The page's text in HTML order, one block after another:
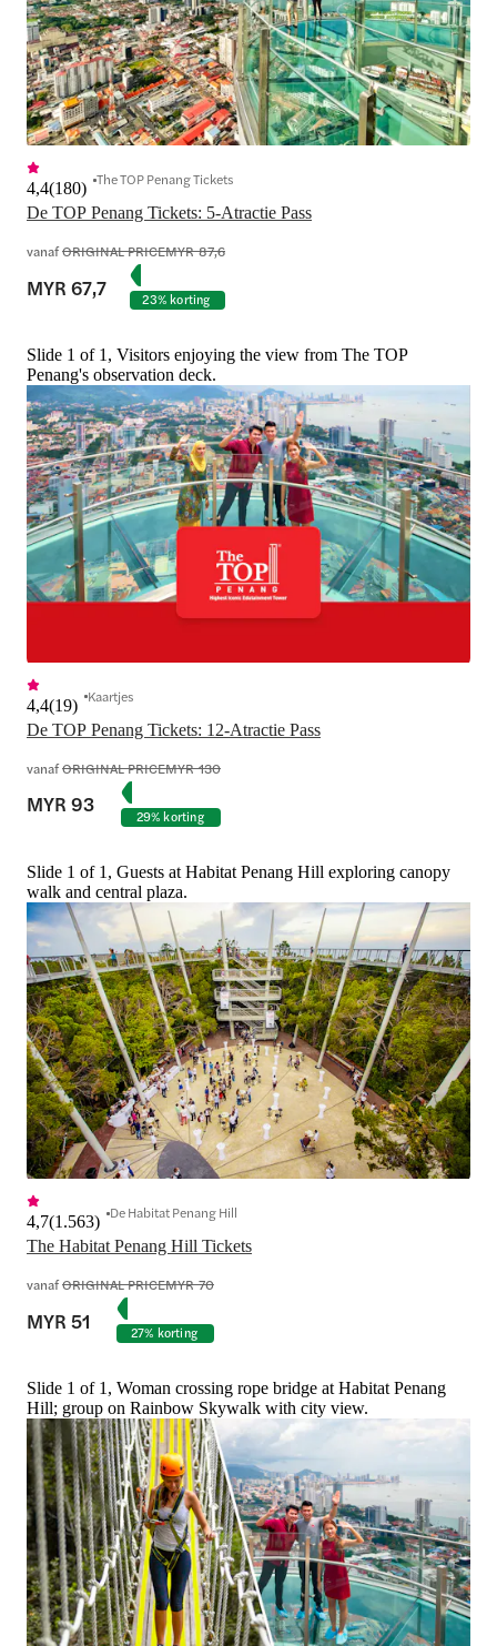
De TOP Penang Tickets: 5-Atractie Pass
4,4(180) The TOP Penang Tickets
vanafORIGINAL PRICEMYR 87,6
MYR 67,7 23% korting
Slide 1 of 1, Visitors enjoying the view from The TOP
Penang's observation deck.
De TOP Penang Tickets: 12-Atractie Pass
4,4(19) Kaartjes
vanafORIGINAL PRICEMYR 130
MYR 93 29% korting
Slide 1 of 1, Guests at Habitat Penang Hill exploring canopy
walk and central plaza.
The Habitat Penang Hill Tickets
4,7(1.563) De Habitat Penang Hill
vanafORIGINAL PRICEMYR 70
MYR 51 27% korting
Slide 1 of 1, Woman crossing rope bridge at Habitat Penang
Hill; group on Rainbow Skywalk with city view.